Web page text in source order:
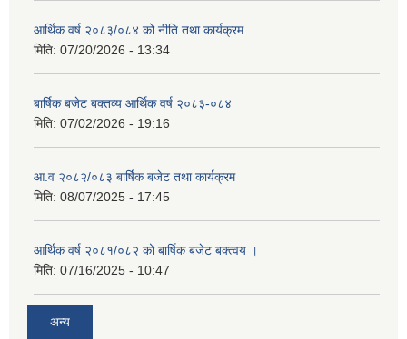
आर्थिक वर्ष २०८३/०८४ को नीति तथा कार्यक्रम
मिति: 07/20/2026 - 13:34
बार्षिक बजेट बक्तव्य आर्थिक वर्ष २०८३-०८४
मिति: 07/02/2026 - 19:16
आ.व २०८२/०८३ बार्षिक बजेट तथा कार्यक्रम
मिति: 08/07/2025 - 17:45
आर्थिक वर्ष २०८१/०८२ को बार्षिक बजेट बक्त्वय ।
मिति: 07/16/2025 - 10:47
अन्य